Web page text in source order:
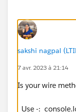
sakshi nagpal
7 avr. 2023 à 21:14
Is your wire
Use -: